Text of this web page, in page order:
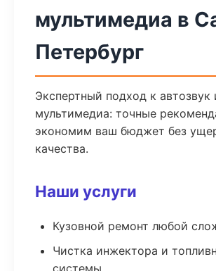
мультимедиа в
Петербург
Экспертный подход к автозвук
мультимедиа: точные
экономим ваш бюджет без
качества.
Наши услуги
Кузовной ремонт любой
Чистка инжектора и
системы